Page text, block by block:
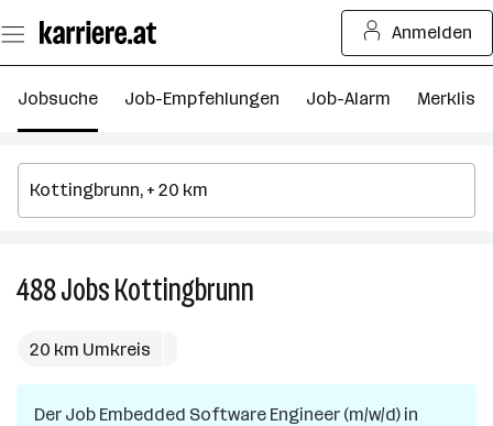
Seiteninhalt
springen
Anmelden
Jobsuche Job-Empfehlungen Job-Alarm Merkliste
488JobsKottingbrunn
20 km Umkreis
Der Job Embedded Software Engineer (m/w/d) in